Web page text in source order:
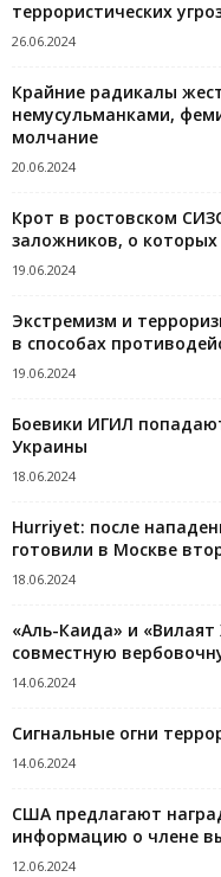
террористических
26.06.2024
Крайние радикалы
немусульманками,
молчание
20.06.2024
Крот в ростовском
заложников, о
19.06.2024
Экстремизм и
в способах
19.06.2024
Боевики ИГИЛ
Украины
18.06.2024
Hurriyet: после
готовили в Москве
18.06.2024
«Аль-Каида» и
совместную
14.06.2024
Сигнальные огни
14.06.2024
США предлагают
информацию о члене
12.06.2024